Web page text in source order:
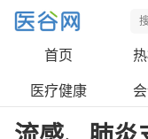
首页
医疗健康